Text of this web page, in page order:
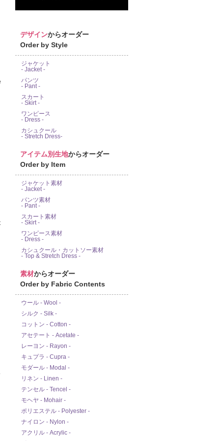
デザインからオーダー
Order by Style
ジャケット
- Jacket -
パンツ
- Pant -
スカート
- Skirt -
ワンピース
- Dress -
カシュクール
- Stretch Dress-
アイテム別生地からオーダー
Order by Item
ジャケット素材
- Jacket -
パンツ素材
- Pant -
スカート素材
- Skirt -
ワンピース素材
- Dress -
カシュクール・カットソー素材
- Top & Stretch Dress -
素材からオーダー
Order by Fabric Contents
ウール - Wool -
シルク - Silk -
コットン - Cotton -
アセテート - Acetate -
レーヨン - Rayon -
キュプラ - Cupra -
モダール - Modal -
リネン - Linen -
テンセル - Tencel -
モヘヤ - Mohair -
ポリエステル - Polyester -
ナイロン - Nylon -
アクリル - Acrylic -